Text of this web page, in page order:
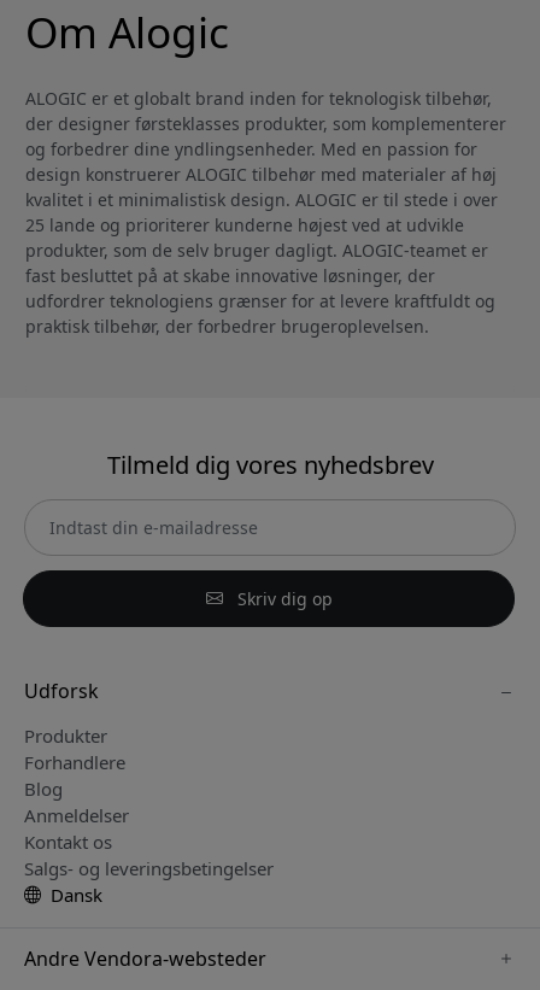
Om Alogic
ALOGIC er et globalt brand inden for teknologisk tilbehør,
der designer førsteklasses produkter, som komplementerer
og forbedrer dine yndlingsenheder. Med en passion for
design konstruerer ALOGIC tilbehør med materialer af høj
kvalitet i et minimalistisk design. ALOGIC er til stede i over
25 lande og prioriterer kunderne højest ved at udvikle
produkter, som de selv bruger dagligt. ALOGIC-teamet er
fast besluttet på at skabe innovative løsninger, der
udfordrer teknologiens grænser for at levere kraftfuldt og
praktisk tilbehør, der forbedrer brugeroplevelsen.
Tilmeld dig vores nyhedsbrev
Skriv dig op
Udforsk
Produkter
Forhandlere
Blog
Anmeldelser
Kontakt os
Salgs- og leveringsbetingelser
Dansk
Andre Vendora-websteder